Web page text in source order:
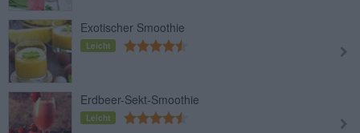
Exotischer Smoothie
Leicht
Erdbeer-Sekt-Smoothie
Leicht